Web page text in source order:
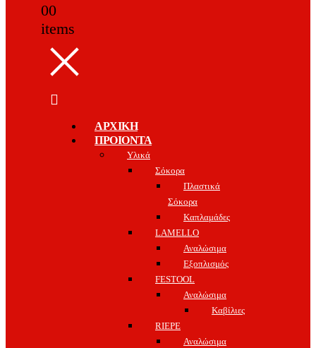
00
items
ΑΡΧΙΚΗ
ΠΡΟΙΟΝΤΑ
Υλικά
Σόκορα
Πλαστικά
Σόκορα
Καπλαμάδες
LAMELLO
Αναλώσιμα
Εξοπλισμός
FESTOOL
Αναλώσιμα
Καβίλιες
RIEPE
Αναλώσιμα